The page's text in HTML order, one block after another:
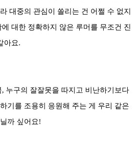
대중의 관심이 쏠리는 건 어쩔 수 없지
대한 정확하지 않은 루머를 무조건 진
아요.
누구의 잘잘못을 따지고 비난하기보다
기를 조용히 응원해 주는 게 우리 같은
까 싶어요!